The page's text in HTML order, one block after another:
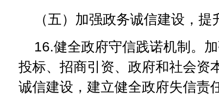
（五）加强政务诚信建设，
16.健全政府守信践诺机制。
投标、招商引资、政府和社会资
诚信建设，建立健全政府失信责